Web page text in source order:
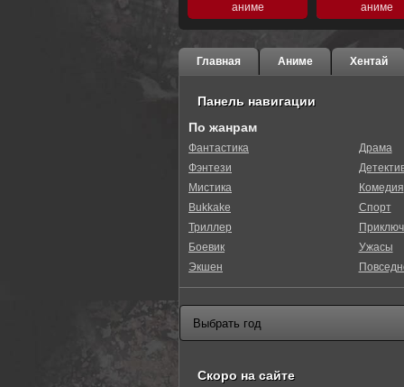
аниме аниме
Главная Аниме Хентай
Панель навигации
По жанрам
Фантастика
Фэнтези
Мистика
Bukkake
Триллер
Боевик
Экшен
Драма
Комедия
Спорт
Ужасы
Скоро на сайте